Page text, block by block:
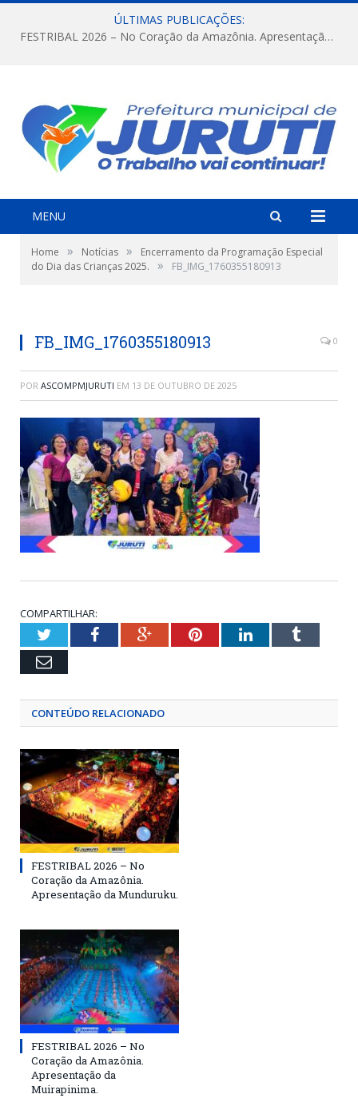
ÚLTIMAS PUBLICAÇÕES:
FESTRIBAL 2026 – No Coração da Amazônia. Apresentação da Munduruku.
MENU
Home » Notícias »
Encerramento da Programação Especial
do Dia das Crianças 2025.
» FB_IMG_1760355180913
FB_IMG_1760355180913 0
POR ASCOMPMJURUTI EM 13 DE OUTUBRO DE 2025
COMPARTILHAR:
TwitterFacebookGoogle+PinterestLinkedInTumblr
Email
CONTEÚDO RELACIONADO
FESTRIBAL 2026 – No
Coração da Amazônia.
Apresentação da Munduruku.
FESTRIBAL 2026 – No
Coração da Amazônia.
Apresentação da
Muirapinima.